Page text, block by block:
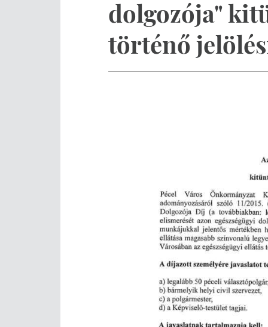
dolgozója"
történő